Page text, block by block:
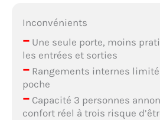
Inconvénients
–Une seule porte, moins
les entrées et sorties
–Rangements internes
poche
–Capacité 3 personnes
confort réel à trois risque